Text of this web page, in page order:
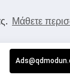
Μάθετε